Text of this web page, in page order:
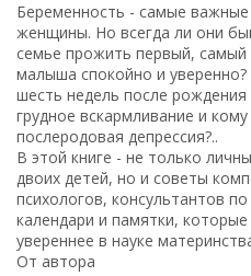
Беременность - самые
женщины. Но всегда ли они
семье прожить первый,
малыша спокойно и
шесть недель после рождения
грудное вскармливание и
послеродовая депрессия?..
В этой книге - не только
двоих детей, но и советы
психологов, консультантов
календари и памятки,
увереннее в науке
От автора